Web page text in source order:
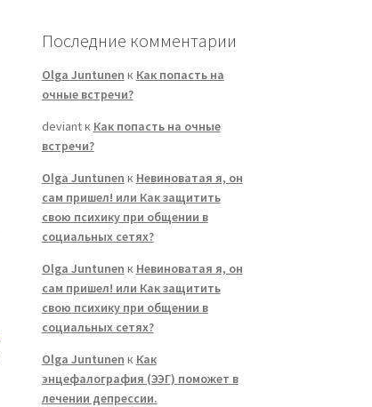
Последние комментарии
Olga Juntunen к Как попасть на
очные встречи?
deviantк Как попасть на очные
встречи?
Olga Juntunen к Невиноватая я, он
сам пришел! или Как защитить
свою психику при общении в
социальных сетях?
Olga Juntunen к Невиноватая я, он
сам пришел! или Как защитить
свою психику при общении в
социальных сетях?
Olga Juntunen к Как
энцефалография (ЭЭГ) поможет в
лечении депрессии.